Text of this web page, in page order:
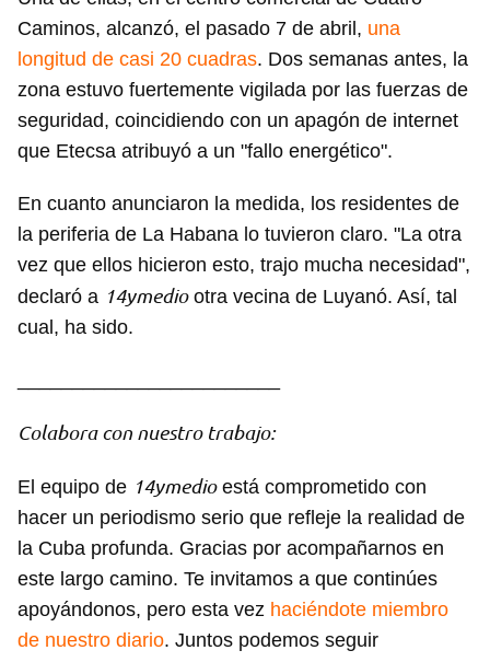
Guardar como favorito
Para poder guardar como favorito, primero has de
iniciar sesión con tu cuenta de 14ymedio.
Caminos, alcanzó, el pasado 7 de abril, una
longitud de casi 20 cuadras. Dos semanas antes, la
zona estuvo fuertemente vigilada por las fuerzas de
seguridad, coincidiendo con un apagón de internet
que Etecsa atribuyó a un "fallo energético".
En cuanto anunciaron la medida, los residentes de
la periferia de La Habana lo tuvieron claro. "La otra
vez que ellos hicieron esto, trajo mucha necesidad",
declaró a 14ymediootra vecina de Luyanó. Así, tal
cual, ha sido.
Colabora con nuestro trabajo:
El equipo de 14ymedioestá comprometido con
hacer un periodismo serio que refleje la realidad de
la Cuba profunda. Gracias por acompañarnos en
este largo camino. Te invitamos a que continúes
apoyándonos, pero esta vez haciéndote miembro
de nuestro diario. Juntos podemos seguir